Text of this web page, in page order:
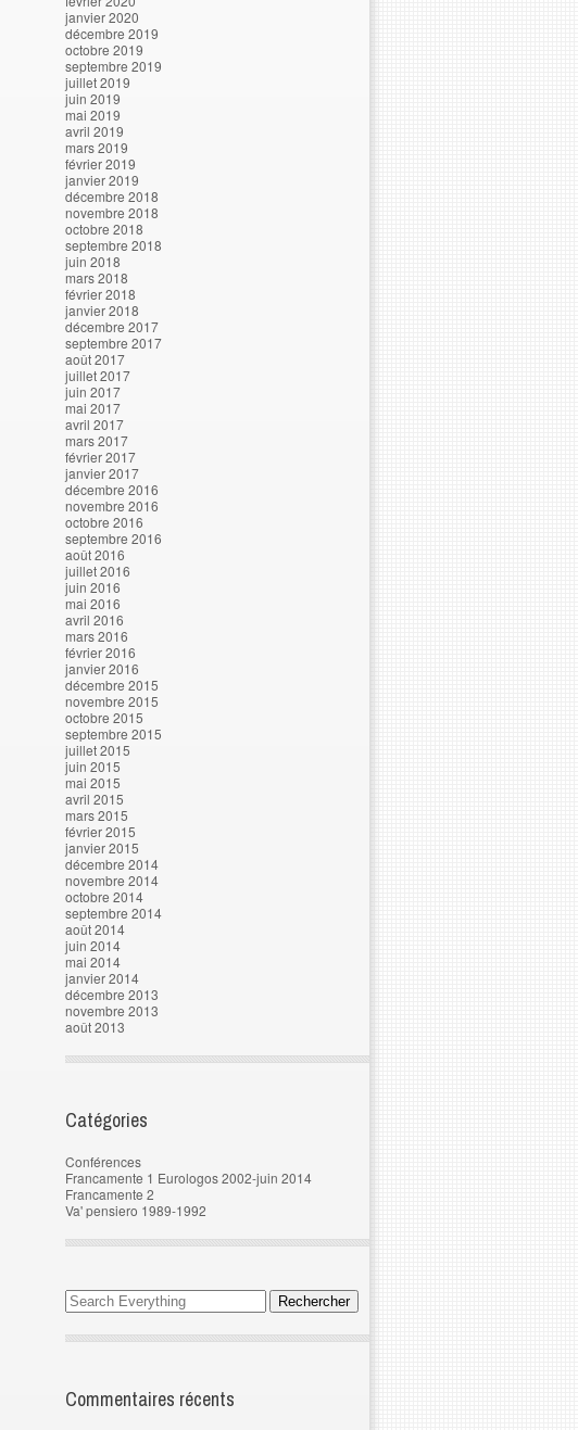
janvier 2020
décembre 2019
octobre 2019
septembre 2019
juillet 2019
juin 2019
mai 2019
avril 2019
mars 2019
février 2019
janvier 2019
décembre 2018
novembre 2018
octobre 2018
septembre 2018
juin 2018
mars 2018
février 2018
janvier 2018
décembre 2017
septembre 2017
août 2017
juillet 2017
juin 2017
mai 2017
avril 2017
mars 2017
février 2017
janvier 2017
décembre 2016
novembre 2016
octobre 2016
septembre 2016
août 2016
juillet 2016
juin 2016
mai 2016
avril 2016
mars 2016
février 2016
janvier 2016
décembre 2015
novembre 2015
octobre 2015
septembre 2015
juillet 2015
juin 2015
mai 2015
avril 2015
mars 2015
février 2015
janvier 2015
décembre 2014
novembre 2014
octobre 2014
septembre 2014
août 2014
juin 2014
mai 2014
janvier 2014
décembre 2013
novembre 2013
août 2013
Catégories
Conférences
Francamente 1 Eurologos 2002-juin 2014
Francamente 2
Va' pensiero 1989-1992
Commentaires récents